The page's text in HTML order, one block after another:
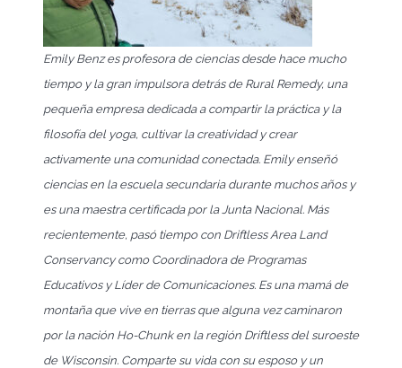
Emily Benz es profesora de ciencias desde hace mucho
tiempo y la gran impulsora detrás de Rural Remedy, una
pequeña empresa dedicada a compartir la práctica y la
filosofía del yoga, cultivar la creatividad y crear
activamente una comunidad conectada. Emily enseñó
ciencias en la escuela secundaria durante muchos años y
es una maestra certificada por la Junta Nacional. Más
recientemente, pasó tiempo con Driftless Area Land
Conservancy como Coordinadora de Programas
Educativos y Líder de Comunicaciones. Es una mamá de
montaña que vive en tierras que alguna vez caminaron
por la nación Ho-Chunk en la región Driftless del suroeste
de Wisconsin. Comparte su vida con su esposo y un